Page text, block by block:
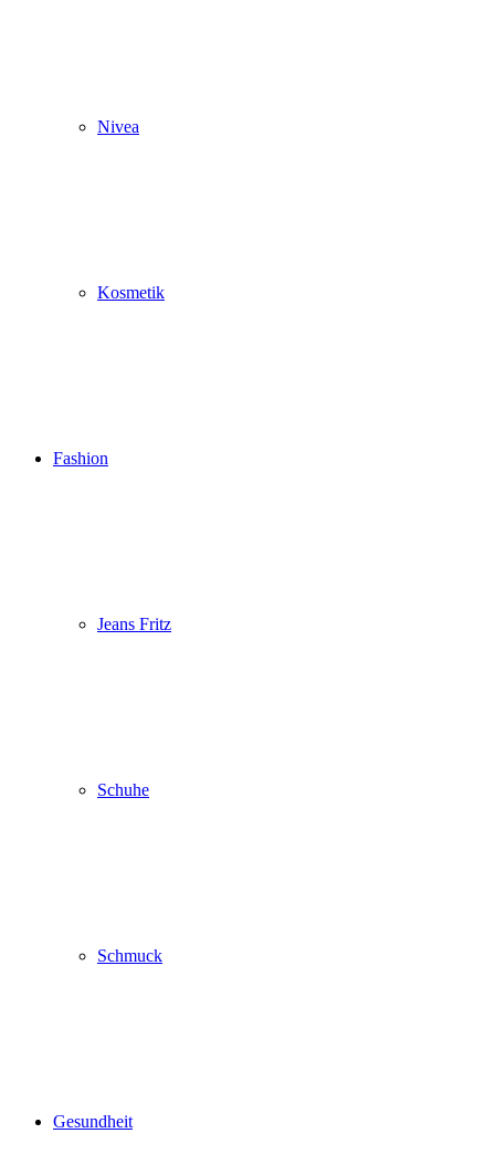
Nivea
Kosmetik
Fashion
Jeans Fritz
Schuhe
Schmuck
Gesundheit